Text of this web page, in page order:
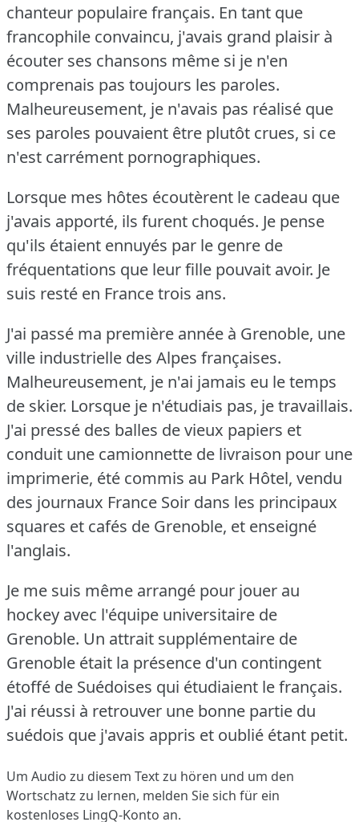
chanteur populaire français. En tant que
francophile convaincu, j'avais grand plaisir à
écouter ses chansons même si je n'en
comprenais pas toujours les paroles.
Malheureusement, je n'avais pas réalisé que
ses paroles pouvaient être plutôt crues, si ce
n'est carrément pornographiques.
Lorsque mes hôtes écoutèrent le cadeau que
j'avais apporté, ils furent choqués. Je pense
qu'ils étaient ennuyés par le genre de
fréquentations que leur fille pouvait avoir. Je
suis resté en France trois ans.
J'ai passé ma première année à Grenoble, une
ville industrielle des Alpes françaises.
Malheureusement, je n'ai jamais eu le temps
de skier. Lorsque je n'étudiais pas, je travaillais.
J'ai pressé des balles de vieux papiers et
conduit une camionnette de livraison pour une
imprimerie, été commis au Park Hôtel, vendu
des journaux France Soir dans les principaux
squares et cafés de Grenoble, et enseigné
l'anglais.
Je me suis même arrangé pour jouer au
hockey avec l'équipe universitaire de
Grenoble. Un attrait supplémentaire de
Grenoble était la présence d'un contingent
étoffé de Suédoises qui étudiaient le français.
J'ai réussi à retrouver une bonne partie du
suédois que j'avais appris et oublié étant petit.
Um Audio zu diesem Text zu hören und um den
Wortschatz zu lernen, melden Sie sich für ein
kostenloses LingQ-Konto an.